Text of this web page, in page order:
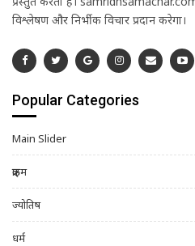
विश्लेषण और निर्भीक विचार प्रदान करेगा।
Popular Categories
Main Slider
क्राइम
ज्योतिष
धर्म